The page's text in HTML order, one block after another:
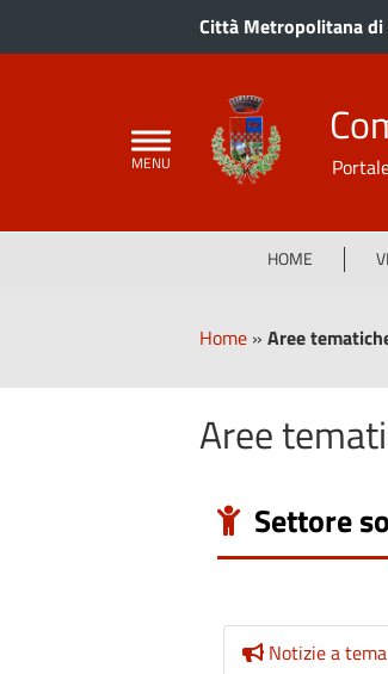
Città Metropolitana di
HOME
Home » Aree
Aree
Settore
Notizie a tema